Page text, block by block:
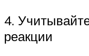
4.
реакции